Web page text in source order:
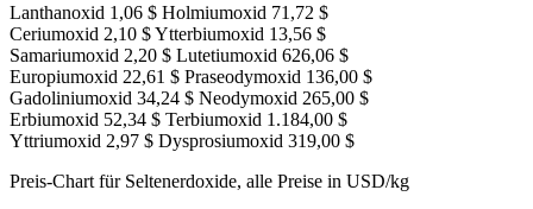
Lanthanoxid 1,06 $ Holmiumoxid 71,72 $
Ceriumoxid 2,10 $ Ytterbiumoxid 13,56 $
Samariumoxid 2,20 $ Lutetiumoxid 626,06 $
Europiumoxid 22,61 $ Praseodymoxid 136,00 $
Gadoliniumoxid 34,24 $ Neodymoxid 265,00 $
Erbiumoxid 52,34 $ Terbiumoxid 1.184,00 $
Yttriumoxid 2,97 $ Dysprosiumoxid 319,00 $
Preis-Chart für Seltenerdoxide, alle Preise in USD/kg